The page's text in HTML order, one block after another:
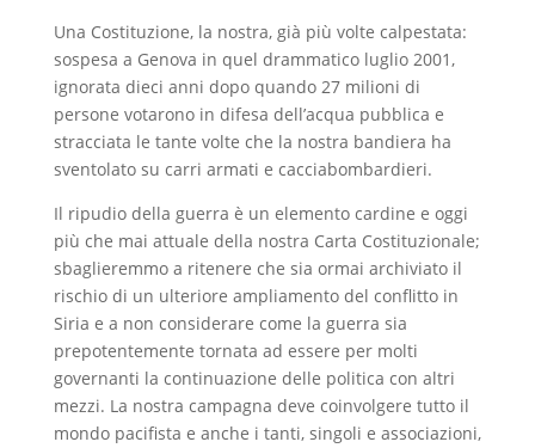
Una Costituzione, la nostra, già più volte calpestata:
sospesa a Genova in quel drammatico luglio 2001,
ignorata dieci anni dopo quando 27 milioni di
persone votarono in difesa dell’acqua pubblica e
stracciata le tante volte che la nostra bandiera ha
sventolato su carri armati e cacciabombardieri.
Il ripudio della guerra è un elemento cardine e oggi
più che mai attuale della nostra Carta Costituzionale;
sbaglieremmo a ritenere che sia ormai archiviato il
rischio di un ulteriore ampliamento del conflitto in
Siria e a non considerare come la guerra sia
prepotentemente tornata ad essere per molti
governanti la continuazione delle politica con altri
mezzi. La nostra campagna deve coinvolgere tutto il
mondo pacifista e anche i tanti, singoli e associazioni,